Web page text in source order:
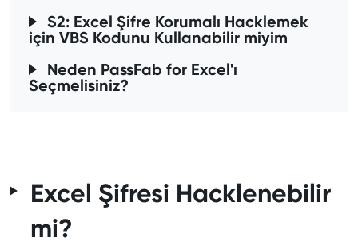
S2: Excel Şifre Korumalı Hacklemek
için VBS Kodunu Kullanabilir miyim
Neden PassFab for Excel'ı
Seçmelisiniz?
Excel Şifresi Hacklenebilir
mi?